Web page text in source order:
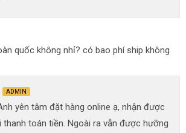
quốc không nhỉ? có bao phí ship không
ADMIN
yên tâm đặt hàng online ạ, nhận được
thanh toán tiền. Ngoài ra vẫn được hưỡng